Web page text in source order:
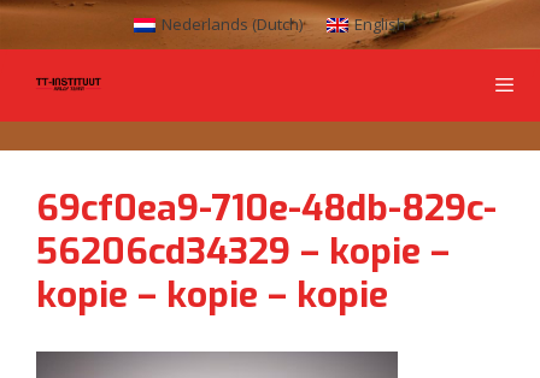
Nederlands (Dutch) English
69cf0ea9-710e-48db-829c-
56206cd34329 – kopie –
kopie – kopie – kopie